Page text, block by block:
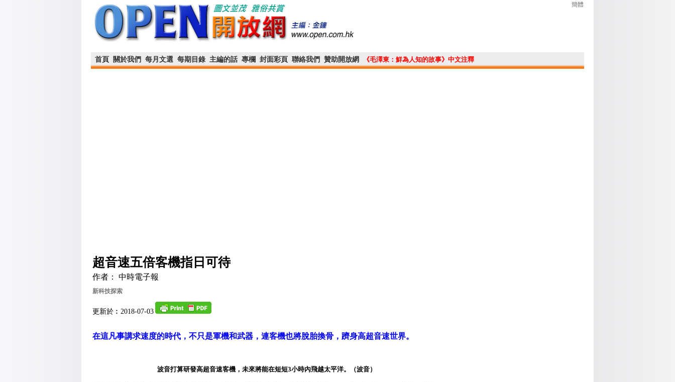
簡體
首頁 關於我們 每月文選 每期目錄 主編的話 專欄 封面彩頁 聯絡我們 贊助開放網 《毛澤東：鮮為人知的故事》中文注釋
超音速五倍客機指日可待
作者： 中時電子報
新科技探索
更新於︰2018-07-03
在這凡事講求速度的時代，不只是軍機和武器，連客機也將脫胎換骨，躋身高超音速世界。
波音打算研發高超音速客機，未來將能在短短3小時內飛越太平洋。（波音）